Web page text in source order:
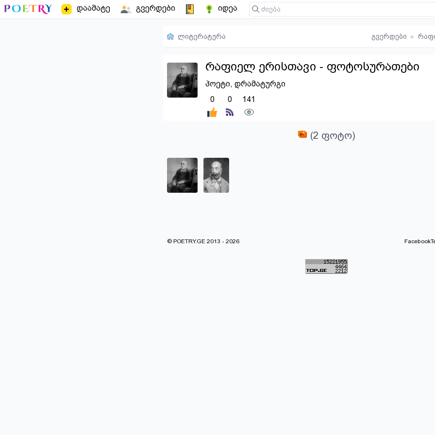
დაამატე გვერდები იდეა
ლიტერატურა გვერდები ▸
რაფიელ ერისთავი - ფოტოსურათები
პოეტი, დრამატურგი
0
0 141
(2 ფოტო)
© POETRY.GE 2013 - 2026 Facebook